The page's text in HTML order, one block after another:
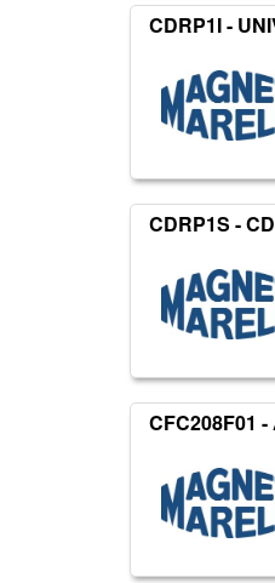
CDRP1I -
CDRP1S -
CFC208F01